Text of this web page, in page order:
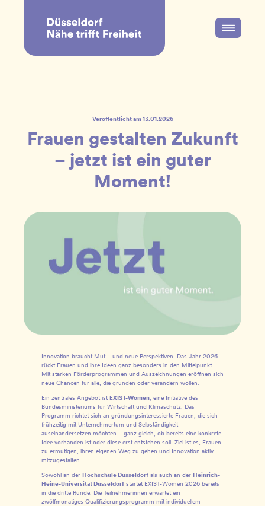
Veröffentlicht am13.01.2026
Frauen gestalten Zukunft
– jetzt ist ein guter
Moment!
Innovation braucht Mut – und neue Perspektiven. Das Jahr 2026
rückt Frauen und ihre Ideen ganz besonders in den Mittelpunkt.
Mit starken Förderprogrammen und Auszeichnungen eröffnen sich
neue Chancen für alle, die gründen oder verändern wollen.
Ein zentrales Angebot ist EXIST-Women, eine Initiative des
Bundesministeriums für Wirtschaft und Klimaschutz. Das
Programm richtet sich an gründungsinteressierte Frauen, die sich
frühzeitig mit Unternehmertum und Selbständigkeit
auseinandersetzen möchten – ganz gleich, ob bereits eine konkrete
Idee vorhanden ist oder diese erst entstehen soll. Ziel ist es, Frauen
zu ermutigen, ihren eigenen Weg zu gehen und Innovation aktiv
mitzugestalten.
Sowohl an der Hochschule Düsseldorf als auch an der Heinrich-
Heine-Universität Düsseldorf startet EXIST-Women 2026 bereits
in die dritte Runde. Die Teilnehmerinnen erwartet ein
zwölfmonatiges Qualifizierungsprogramm mit individuellem